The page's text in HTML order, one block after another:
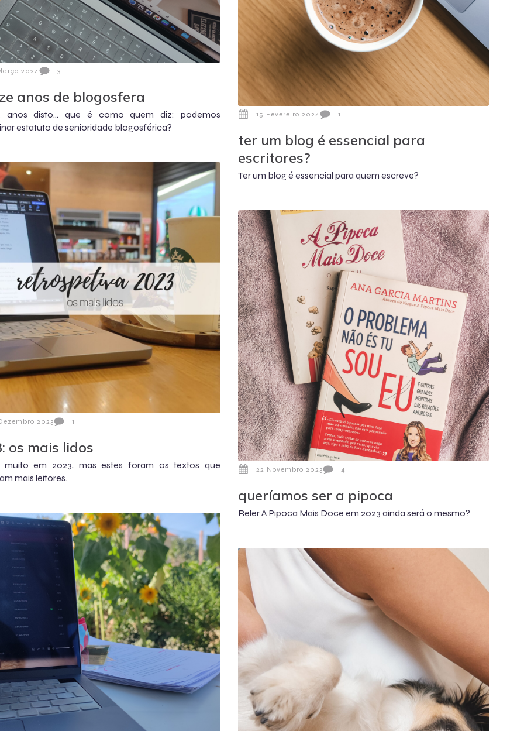
2024 3
anos de blogosfera
anos disto... que é como quem diz: podemos
estatuto de senioridade blogosférica?
15 Fevereiro 2024 1
ter um blog é essencial para
escritores?
Ter um blog é essencial para quem escreve?
2023 1
os mais lidos
muito em 2023, mas estes foram os textos que
mais leitores.
22 Novembro 2023 4
queríamos ser a pipoca
Reler A Pipoca Mais Doce em 2023 ainda será o mesmo?